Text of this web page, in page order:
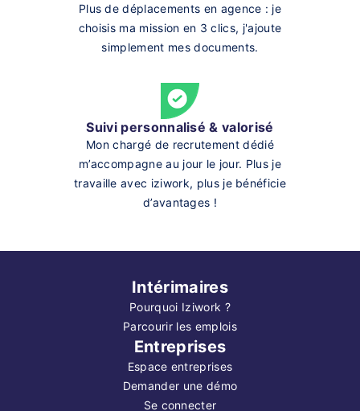
Plus de déplacements en agence : je
choisis ma mission en 3 clics, j'ajoute
simplement mes documents.
Suivi personnalisé & valorisé
Mon chargé de recrutement dédié
m’accompagne au jour le jour. Plus je
travaille avec iziwork, plus je bénéficie
d’avantages !
Intérimaires
Pourquoi Iziwork ?
Parcourir les emplois
Entreprises
Espace entreprises
Demander une démo
Se connecter